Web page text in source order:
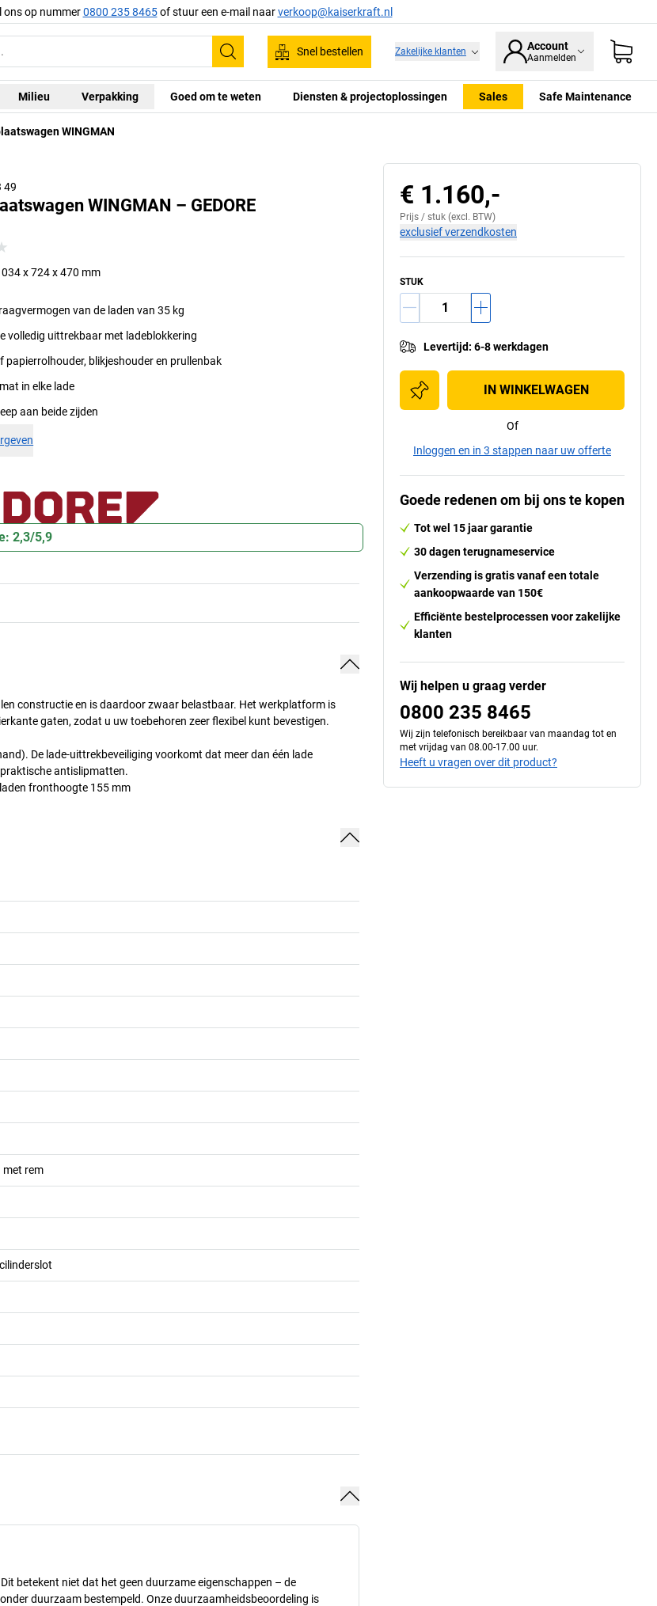
ons op nummer0800 235 8465of stuur een e-mail naarverkoop@kaiserkraft.nl
Zoeken
Snel bestellen Zakelijke klanten Account
Aanmelden
Milieu Verpakking Goed om te weten Diensten & projectoplossingen Sales Safe Maintenance
WINGMAN
49
WINGMAN – GEDORE
x 724 x 470 mm
van de laden van 35 kg
volledig uittrekbaar met ladeblokkering
papierrolhouder, blikjeshouder en prullenbak
in elke lade
aan beide zijden
2,3/5,9
constructie en is daardoor zwaar belastbaar. Het werkplatform is
gaten, zodat u uw toebehoren zeer flexibel kunt bevestigen.
De lade-uittrekbeveiliging voorkomt dat meer dan één lade
antislipmatten.
fronthoogte 155 mm
met rem
betekent niet dat het geen duurzame eigenschappen – de
duurzaam bestempeld. Onze duurzaamheidsbeoordeling is
€ 1.160,-
Prijs / stuk (excl. BTW)
exclusief verzendkosten
STUK
Levertijd: 6-8 werkdagen
IN WINKELWAGEN
Of
Inloggen en in 3 stappen naar uw offerte
Goede redenen om bij ons te kopen
Tot wel 15 jaar garantie
30 dagen terugnameservice
Verzending is gratis vanaf een totale
aankoopwaarde van 150€
Efficiënte bestelprocessen voor zakelijke
klanten
Wij helpen u graag verder
0800 235 8465
Wij zijn telefonisch bereikbaar van maandag tot en
met vrijdag van 08.00-17.00 uur.
Heeft u vragen over dit product?